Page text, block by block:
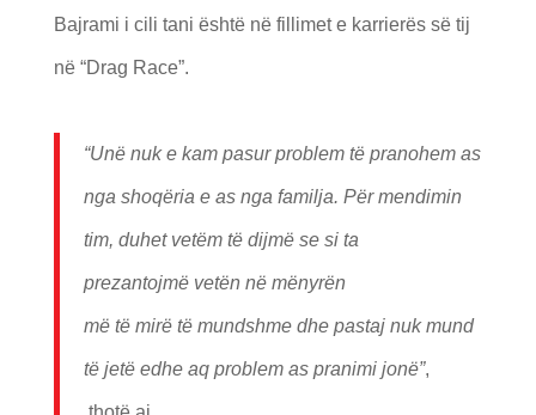
Bajrami i cili tani është në fillimet e karrierës së tij
në “Drag Race”.
“Unë nuk e kam pasur problem të pranohem as
nga shoqëria e as nga familja. Për mendimin
tim, duhet vetëm të dijmë se si ta
prezantojmë vetën në mënyrën
më të mirë të mundshme dhe pastaj nuk mund
të jetë edhe aq problem as pranimi jonë”,